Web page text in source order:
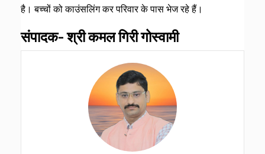
है। बच्चों को काउंसलिंग कर परिवार के पास भेज रहे हैं।
संपादक- श्री कमल गिरी गोस्वामी